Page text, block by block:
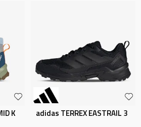
K adidas TERREX EASTRAIL 3